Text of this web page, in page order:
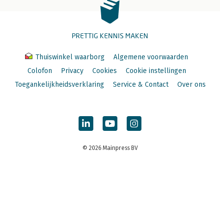
PRETTIG KENNIS MAKEN
Thuiswinkel waarborg
Algemene voorwaarden
Colofon
Privacy Cookies
Cookie instellingen
Toegankelijkheidsverklaring
Service & Contact Over ons
© 2026 Mainpress BV